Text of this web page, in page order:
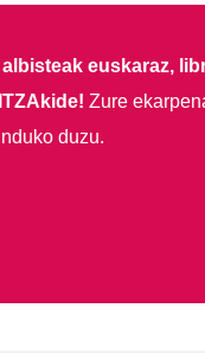
albisteak euskaraz,
Zure
duzu.